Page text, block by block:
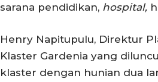
sarana pendidikan, hospital,
Henry Napitupulu, Direktur
Klaster Gardenia yang
klaster dengan hunian dua